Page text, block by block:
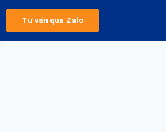
Tư vấn qua Zalo